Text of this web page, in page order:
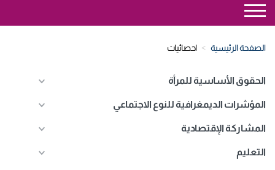
Menu
genre
الصفحة الرئيسية احصائيات
الحقوق الأساسية للمرأة
المؤشرات الديمغرافية للنوع الاجتماعي
المشاركة الإقتصادية
التعليم